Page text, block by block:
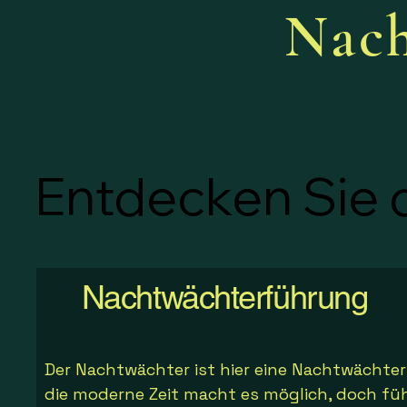
Entdecken Sie
Entdecken Sie
Nachtwächterführung
Der Nachtwächter ist hier eine
die moderne Zeit macht es möglich, doch